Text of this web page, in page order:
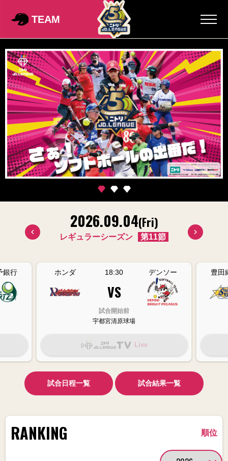
TEAM
2026.09.04(Fri)
レギュラーシーズン 第11節
銀行 ホンダ 18:30 デンソー
VS
試合開始前
宇都宮清原球場
Live
豊田
試合日程一覧 試合結果一覧
RANKING 順位